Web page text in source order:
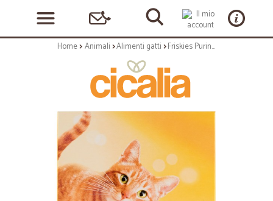
Home Animali Alimenti gatti Friskies Purina gatto crocchette adult con pollo, tacchino e olive scatola gr.400